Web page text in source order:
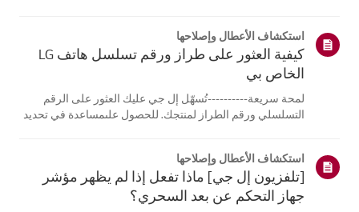
تكمن في جها...
استكشاف الأعطال وإصلاحها
كيفية العثور على طراز ورقم تسلسل هاتف LG
الخاص بي
لمحة سريعة----------تُسهّل إل جي عليك العثور على الرقم
التسلسلي ورقم الطراز لمنتجك. للحصول علىمساعدة في تحديد
تختلف الصور أو ا...
استكشاف الأعطال وإصلاحها
[تلفزيون إل جي] ماذا تفعل إذا لم يظهر مؤشر
جهاز التحكم عن بعد السحري؟